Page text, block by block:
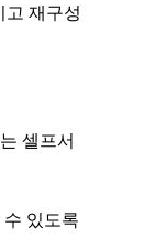
재구성
셀프서
있도록